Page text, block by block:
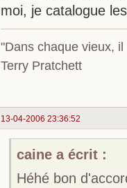
moi, je catalogue
"Dans chaque vieux,
Terry Pratchett
13-04-2006 23:36:52
caine a écrit :
Héhé bon